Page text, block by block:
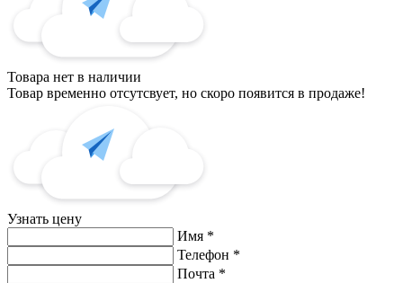
Товара нет в наличии
Товар временно отсутсвует, но скоро появится в продаже!
Узнать цену
Имя *
Телефон *
Почта *